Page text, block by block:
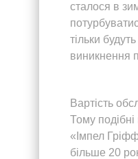
сталося в
тільки
виникнення
Вартість
Тому
«Імпел
більше 20